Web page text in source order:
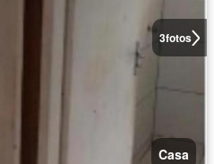
3fotos
Casa